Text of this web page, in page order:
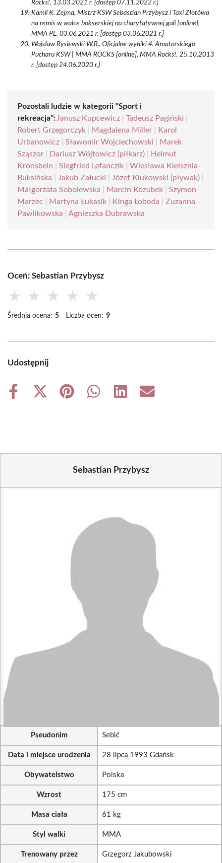
Rocks!, 13.03.2021 r. [dostęp 07.11.2022 r.]
Kamil K. Zejma, Mistrz KSW Sebastian Przybysz i Taxi Złotówa
na remis w walce bokserskiej na charytatywnej gali [online],
MMA PL, 03.06.2021 r. [dostęp 03.06.2021 r.]
Wojslaw Rysiewski W.R., Oficjalne wyniki 4. Amatorskiego
Pucharu KSW | MMA ROCKS [online], MMA Rocks!, 25.10.2013
r. [dostęp 24.06.2020 r.]
Pozostali ludzie w kategorii "Sport i
rekreacja": Janusz Kupcewicz Tadeusz Pagiński
Robert Grzegorczyk
Magdalena Miller
Karol
Urbanowicz
Sławomir Wojciechowski
Marek
Sząszor
Dariusz Wójtowicz (piłkarz)
Helmut
Kronsbein
Siegfried Lefanczik
Wiesława Kiełsznia-
Buksińska
Jakub Załucki Józef Klukowski (pływak)
Małgorzata Sobolewska
Marcin Kozubek
Szymon
Marzec
Martyna Łukasik Kinga Łoboda
Zuzanna
Pawlikowska
Agnieszka Dubrawska
Oceń: Sebastian Przybysz
★ ★ ★ ★ ★
Średnia ocena: 5 Liczba ocen: 9
Udostępnij
Share
Share
Share
Share
Share
Share
Sebastian Przybysz
Pseudonim Sebić
Data i miejsce urodzenia 28 lipca 1993 Gdańsk
Obywatelstwo Polska
Wzrost 175 cm
Masa ciała 61 kg
Styl walki MMA
Trenowany przez Grzegorz Jakubowski